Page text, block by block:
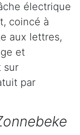
électrique
coincé à
aux lettres,
et
sur
par